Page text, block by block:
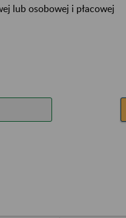
lub osobowej i płacowej